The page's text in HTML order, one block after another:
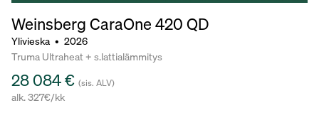
Weinsberg CaraOne 420 QD
Ylivieska • 2026
Truma Ultraheat + s.lattialämmitys
28 084 € (sis. ALV)
alk. 327€/kk